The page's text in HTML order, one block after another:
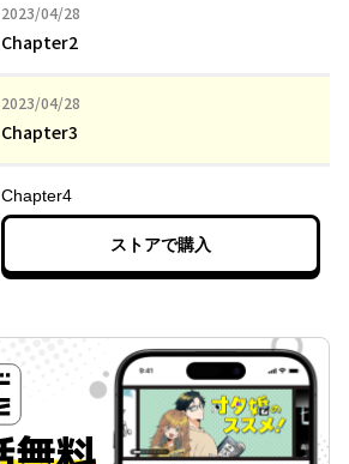
2023/04/28
2023年04月28日
Chapter2
2023/04/28
2023年04月28日
Chapter3
Chapter4
ストアで購入